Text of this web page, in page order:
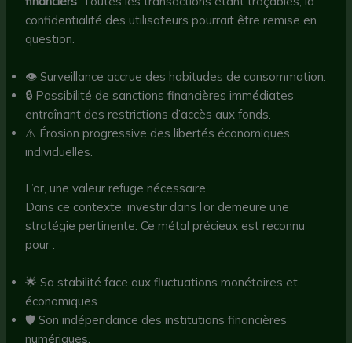
confidentialité des utilisateurs pourrait être remise en
question.
👁️ Surveillance accrue des habitudes de consommation.
🔒 Possibilité de sanctions financières immédiates
entraînant des restrictions d’accès aux fonds.
⚠️ Érosion progressive des libertés économiques
individuelles.
L’or, une valeur refuge nécessaire
Dans ce contexte, investir dans l’or demeure une
stratégie pertinente. Ce métal précieux est reconnu
pour :
🌟 Sa stabilité face aux fluctuations monétaires et
économiques.
🛡️ Son indépendance des institutions financières
numériques.